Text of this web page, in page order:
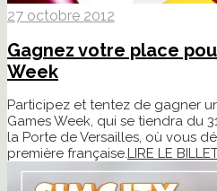
27 octobre 2012
Gagnez votre place
Week
Participez et tentez de gagner
Games Week, qui se tiendra du
la Porte de Versailles, où vous
première française.LIRE LE